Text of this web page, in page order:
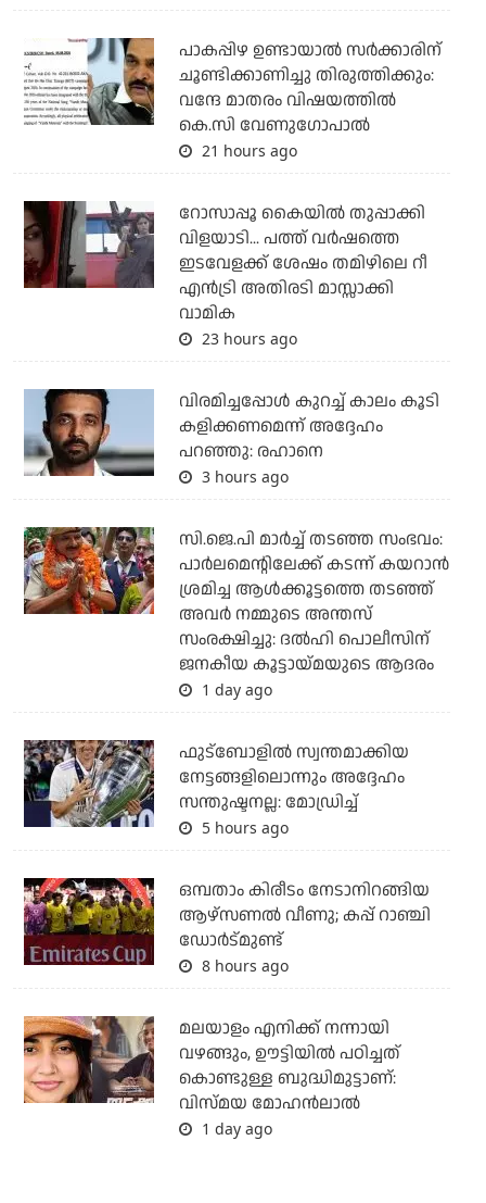
പാകപ്പിഴ ഉണ്ടായാല്‍ സര്‍ക്കാരിന്
ചൂണ്ടിക്കാണിച്ചു തിരുത്തിക്കും:
വന്ദേ മാതരം വിഷയത്തില്‍
കെ.സി വേണുഗോപാല്‍
21 hours ago
റോസാപ്പൂ കൈയില്‍ തുപ്പാക്കി
വിളയാടി... പത്ത് വര്‍ഷത്തെ
ഇടവേളക്ക് ശേഷം തമിഴിലെ റീ
എന്‍ട്രി അതിരടി മാസ്സാക്കി
വാമിക
23 hours ago
വിരമിച്ചപ്പോള്‍ കുറച്ച് കാലം കൂടി
കളിക്കണമെന്ന് അദ്ദേഹം
പറഞ്ഞു: രഹാനെ
3 hours ago
സി.ജെ.പി മാര്‍ച്ച് തടഞ്ഞ സംഭവം:
പാര്‍ലമെന്റിലേക്ക് കടന്ന് കയറാന്‍
ശ്രമിച്ച ആള്‍ക്കൂട്ടത്തെ തടഞ്ഞ്
അവര്‍ നമ്മുടെ അന്തസ്
സംരക്ഷിച്ചു: ദല്‍ഹി പൊലീസിന്
ജനകീയ കൂട്ടായ്മയുടെ ആദരം
1 day ago
ഫുട്ബോളില്‍ സ്വന്തമാക്കിയ
നേട്ടങ്ങളിലൊന്നും അദ്ദേഹം
സന്തുഷ്ടനല്ല: മോഡ്രിച്ച്
5 hours ago
ഒമ്പതാം കിരീടം നേടാനിറങ്ങിയ
ആഴ്സണല്‍ വീണു; കപ്പ് റാഞ്ചി
ഡോര്‍ട്മുണ്ട്
8 hours ago
മലയാളം എനിക്ക് നന്നായി
വഴങ്ങും, ഊട്ടിയില്‍ പഠിച്ചത്
കൊണ്ടുള്ള ബുദ്ധിമുട്ടാണ്:
വിസ്മയ മോഹന്‍ലാല്‍
1 day ago